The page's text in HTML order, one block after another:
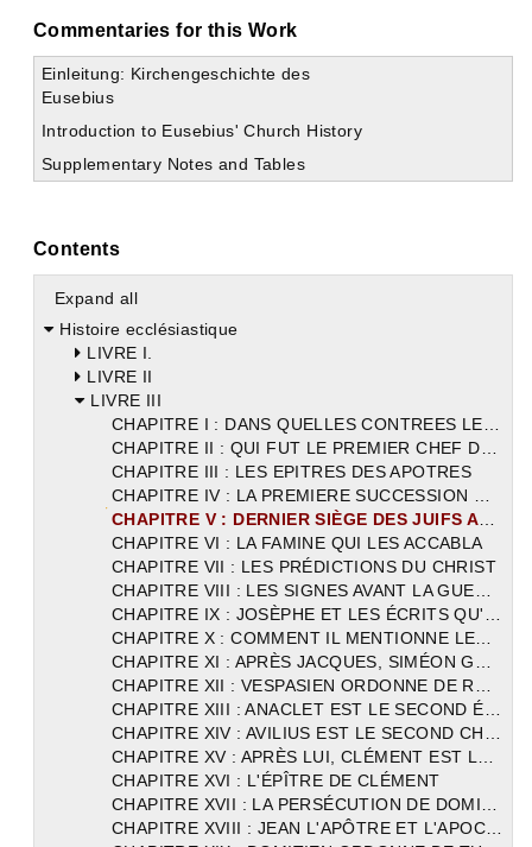
Commentaries for this Work
Einleitung: Kirchengeschichte des
Eusebius
Introduction to Eusebius' Church History
Supplementary Notes and Tables
Contents
Expand all
Histoire ecclésiastique
LIVRE I.
LIVRE II
LIVRE III
CHAPITRE I : DANS QUELLES CONTREES LES APOTRES ONT PRÊCHE LE CHRIST
CHAPITRE II : QUI FUT LE PREMIER CHEF DE L'EGLISE DES ROMAINS
CHAPITRE III : LES EPITRES DES APOTRES
CHAPITRE IV : LA PREMIERE SUCCESSION DES APÔTRES
CHAPITRE V : DERNIER SIÈGE DES JUIFS APRÈS LE CHRIST
CHAPITRE VI : LA FAMINE QUI LES ACCABLA
CHAPITRE VII : LES PRÉDICTIONS DU CHRIST
CHAPITRE VIII : LES SIGNES AVANT LA GUERRE
CHAPITRE IX : JOSÈPHE ET LES ÉCRITS QU'lL A LAISSÉS
CHAPITRE X : COMMENT IL MENTIONNE LES LIVRES SAINTS
CHAPITRE XI : APRÈS JACQUES, SIMÉON GOUVERNE L'ÉGLISE DE JÉRUSALEM
CHAPITRE XII : VESPASIEN ORDONNE DE RECHERCHER LES DESCENDANTS DE DAVID
CHAPITRE XIII : ANACLET EST LE SECOND ÉVÊQUE DES ROMAINS
CHAPITRE XIV : AVILIUS EST LE SECOND CHEF DE L'ÉGLISE D'ALEXANDRIE
CHAPITRE XV : APRÈS LUI, CLÉMENT EST LE TROISIÈME
CHAPITRE XVI : L'ÉPÎTRE DE CLÉMENT
CHAPITRE XVII : LA PERSÉCUTION DE DOMITIEN
CHAPITRE XVIII : JEAN L'APÔTRE ET L'APOCALYPSE